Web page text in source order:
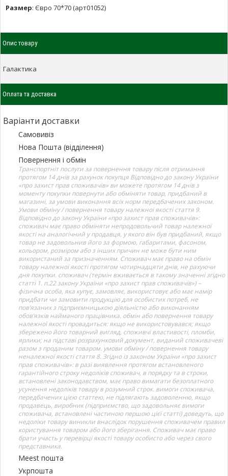
Размер: Євро 70*70 (арт01052)
Опис товару
Галактика
Оплата та доставка
Варіанти доставки
Самовивіз
Нова Пошта (відділення)
Повернення і обмін
Транспортніт послуги за повернення товару після отримання
протягом 14 днів за рахунок покупця Відповідно до закону України
«про захист прав споживачів» ви можете протягом 14 днів з
моменту покупки повернути або обміняти товар, придбаний в
магазині, за умови виконання всіх норм передбачених законом.
Умови обміну / повернення товару належної якості стаття 9.
Відповідно до закону України «про захист прав споживачів»:
споживач має право обміняти непродовольчий товар належної
якості на аналогічний у продавця, у якого він був придбаний, якщо
товар не задовольнив його за формою, габаритами, фасоном,
кольором, розміром або з інших причин не може бути ним
використаний за призначенням. Споживач має право на обмін
товару належної якості протягом чотирнадцяти днів, не рахуючи
дня покупки. споживач (термін вживається в такому значенні згідно
статті 1. п.22 закону України «про захист прав споживачів») –
фізична особа, яка купує, замовляє, використовує або має намір
придбати чи замовити продукцію для особистих потреб, не
пов’язаних з підприємницькою діяльністю або виконанням
обов’язків найманого працівника. обмін або повернення товару
належної якості провадиться: якщо не використовувався; якщо
збережено його товарний вигляд, споживчі властивості, пломби,
ярлики; на підставі розрахунковий документ, виданий споживачеві
разом з проданим товаром. умови обміну / повернення товару
неналежної якості стаття 8. Згідно із законом України «про захист
прав споживачів»: в разі виявлення протягом встановленого
гарантійного строку недоліків споживач, в порядку та в строки,
встановлені законодавством, має право вимагати безоплатного
усунення недоліків товару в розумний строк. вимоги споживача,
передбачених цією статтею, не підлягають задоволенню, якщо
продавець, виробник (підприємство, що задовольняє вимоги
споживача, встановлені частиною першою цієї статті) доведуть, що
недоліки товару виникли внаслідок порушення споживачем правил
користування товаром або його зберігання. Споживач має право
брати участь у перевірці якості товару особисто або через свого
представника.
Meest пошта
Укрпошта